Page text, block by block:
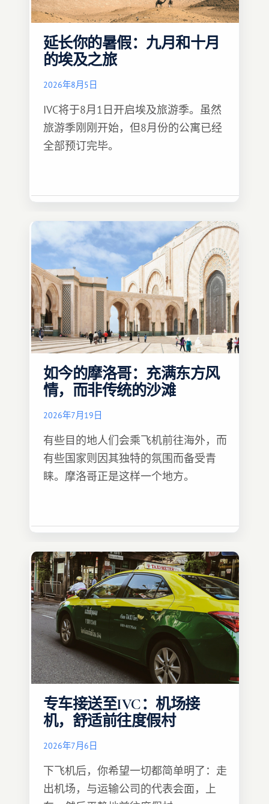
延长你的暑假：九月和十月
的埃及之旅
2026年8月5日
IVC将于8月1日开启埃及旅游季。虽然
旅游季刚刚开始，但8月份的公寓已经
全部预订完毕。
如今的摩洛哥：充满东方风
情，而非传统的沙滩
2026年7月19日
有些目的地人们会乘飞机前往海外，而
有些国家则因其独特的氛围而备受青
睐。摩洛哥正是这样一个地方。
专车接送至IVC：机场接
机，舒适前往度假村
2026年7月6日
下飞机后，你希望一切都简单明了：走
出机场，与运输公司的代表会面，上